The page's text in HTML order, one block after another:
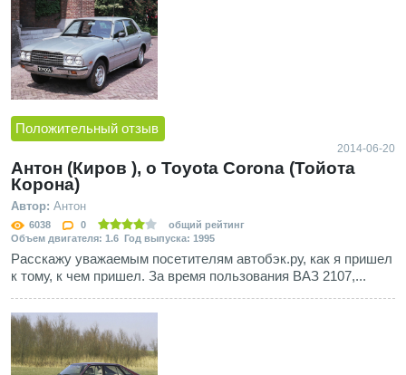
Положительный отзыв
2014-06-20
Антон (Киров ), о Toyota Corona (Тойота
Корона)
Автор: Антон
6038 0
общий рейтинг
Объем двигателя: 1.6 Год выпуска: 1995
Расскажу уважаемым посетителям автобэк.ру, как я пришел
к тому, к чем пришел. За время пользования ВАЗ 2107,...